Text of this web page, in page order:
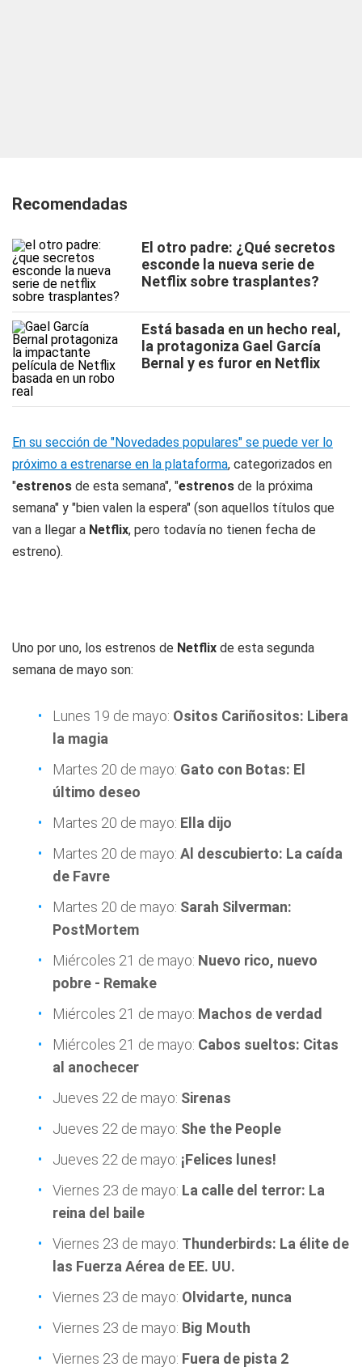
Recomendadas
El otro padre: ¿Qué secretos
esconde la nueva serie de
Netflix sobre trasplantes?
Está basada en un hecho real,
la protagoniza Gael García
Bernal y es furor en Netflix
En su sección de "Novedades populares" se puede ver lo
próximo a estrenarse en la plataforma, categorizados en
"estrenos de esta semana", "estrenos de la próxima
semana" y "bien valen la espera" (son aquellos títulos que
van a llegar a Netflix, pero todavía no tienen fecha de
estreno).
Uno por uno, los estrenos de Netflix de esta segunda
semana de mayo son:
Lunes 19 de mayo: Ositos Cariñositos: Libera
la magia
Martes 20 de mayo: Gato con Botas: El
último deseo
Martes 20 de mayo: Ella dijo
Martes 20 de mayo: Al descubierto: La caída
de Favre
Martes 20 de mayo: Sarah Silverman:
PostMortem
Miércoles 21 de mayo: Nuevo rico, nuevo
pobre - Remake
Miércoles 21 de mayo: Machos de verdad
Miércoles 21 de mayo: Cabos sueltos: Citas
al anochecer
Jueves 22 de mayo: Sirenas
Jueves 22 de mayo: She the People
Jueves 22 de mayo: ¡Felices lunes!
Viernes 23 de mayo: La calle del terror: La
reina del baile
Viernes 23 de mayo: Thunderbirds: La élite de
las Fuerza Aérea de EE. UU.
Viernes 23 de mayo: Olvidarte, nunca
Viernes 23 de mayo: Big Mouth
Viernes 23 de mayo: Fuera de pista 2